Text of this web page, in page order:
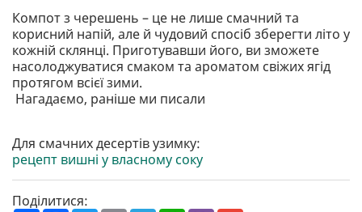
Компот з черешень – це не лише смачний та
корисний напій, але й чудовий спосіб зберегти літо у
кожній склянці. Приготувавши його, ви зможете
насолоджуватися смаком та ароматом свіжих ягід
протягом всієї зими.
Нагадаємо, раніше ми писали
Для смачних десертів узимку:
рецепт вишні у власному соку
Поділитися: